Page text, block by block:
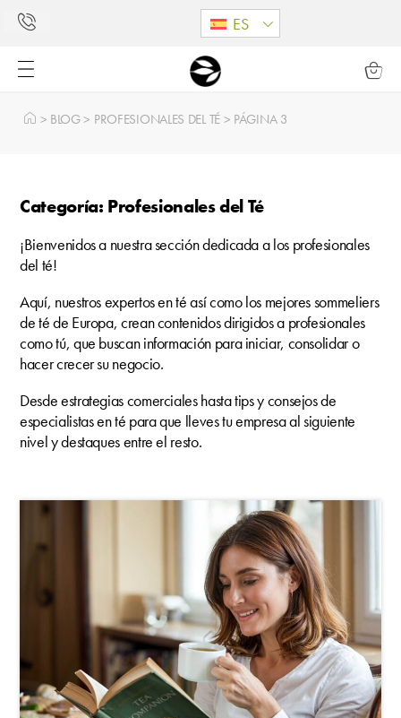
ES
> BLOG> PROFESIONALES DEL TÉ> PÁGINA 3
Categoría: Profesionales del Té
¡Bienvenidos a nuestra sección dedicada a los profesionales
del té!
Aquí, nuestros expertos en té así como los mejores sommeliers
de té de Europa, crean contenidos dirigidos a profesionales
como tú, que buscan información para iniciar, consolidar o
hacer crecer su negocio.
Desde estrategias comerciales hasta tips y consejos de
especialistas en té para que lleves tu empresa al siguiente
nivel y destaques entre el resto.